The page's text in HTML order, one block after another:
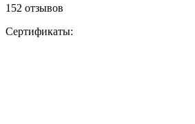
152 отзывов
Сертификаты: